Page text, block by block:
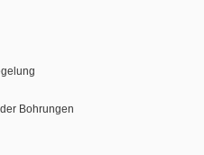
Bohrungen